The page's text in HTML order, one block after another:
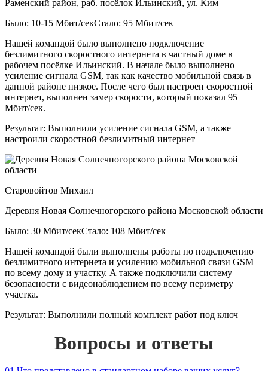
Раменский район, раб. посёлок Ильинский, ул. Ким
Было: 10-15 Мбит/секСтало: 95 Мбит/сек
Нашей командой было выполнено подключение
безлимитного скоростного интернета в частный доме в
рабочем посёлке Ильинский. В начале было выполнено
усиление сигнала GSM, так как качество мобильной связь в
данной районе низкое. После чего был настроен скоростной
интернет, выполнен замер скорости, который показал 95
Мбит/сек.
Результат: Выполнили усиление сигнала GSM, а также
настроили скоростной безлимитный интернет
Старовойтов Михаил
Деревня Новая Солнечногорского района Московской области
Было: 30 Мбит/секСтало: 108 Мбит/сек
Нашей командой были выполнены работы по подключению
безлимитного интернета и усилению мобильной связи GSM
по всему дому и участку. А также подключили систему
безопасности с видеонаблюдением по всему периметру
участка.
Результат: Выполнили полный комплект работ под ключ
Вопросы и ответы